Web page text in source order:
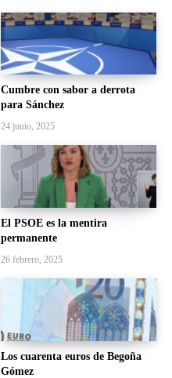
Cumbre con sabor a derrota
para Sánchez
24 junio, 2025
El PSOE es la mentira
permanente
26 febrero, 2025
Los cuarenta euros de Begoña
Gómez